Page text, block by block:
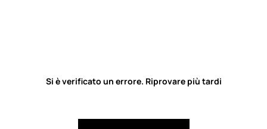
Si è verificato un errore. Riprovare più tardi